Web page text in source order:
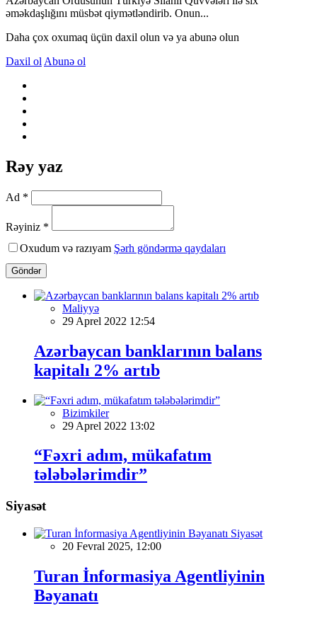
əməkdaşlığını müsbət qiymətləndirib. Onun...
Daha çox oxumaq üçün daxil olun və ya abunə olun
Daxil ol Abunə ol
Rəy yaz
Ad *
Rəyiniz *
Oxudum və razıyam Şərh göndərmə qaydaları
Göndər
Maliyyə
29 Aprel 2022 12:54
Azərbaycan banklarının balans
kapitalı 2% artıb
Bizimkiler
29 Aprel 2022 13:02
“Fəxri adım, mükafatım
tələbələrimdir”
Siyasət
Siyasət
20 Fevral 2025, 12:00
Turan İnformasiya Agentliyinin
Bəyanatı